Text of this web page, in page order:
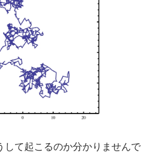
して起こるのか分かりませんで